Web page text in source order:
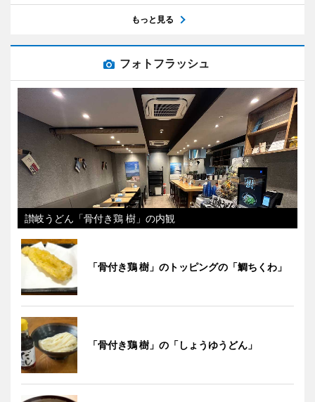
もっと見る
フォトフラッシュ
讃岐うどん「骨付き鶏 樹」の内観
「骨付き鶏 樹」のトッピングの「鯛ちくわ」
「骨付き鶏 樹」の「しょうゆうどん」